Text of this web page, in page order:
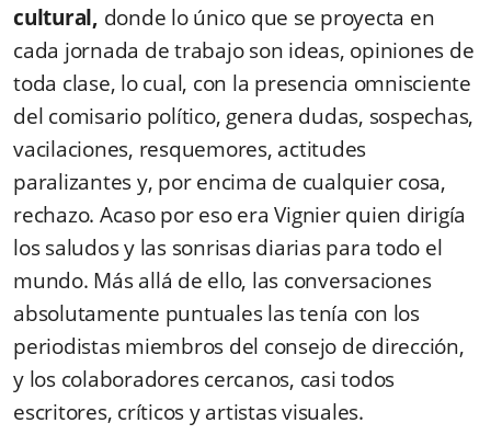
cultural, donde lo único que se proyecta en
cada jornada de trabajo son ideas, opiniones de
toda clase, lo cual, con la presencia omnisciente
del comisario político, genera dudas, sospechas,
vacilaciones, resquemores, actitudes
paralizantes y, por encima de cualquier cosa,
rechazo. Acaso por eso era Vignier quien dirigía
los saludos y las sonrisas diarias para todo el
mundo. Más allá de ello, las conversaciones
absolutamente puntuales las tenía con los
periodistas miembros del consejo de dirección,
y los colaboradores cercanos, casi todos
escritores, críticos y artistas visuales.